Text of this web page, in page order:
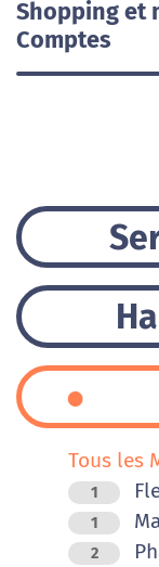
Shopping et
Comptes
Tous les
1
1
2